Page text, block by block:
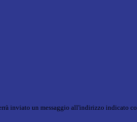
inviato un messaggio all'indirizzo indicato